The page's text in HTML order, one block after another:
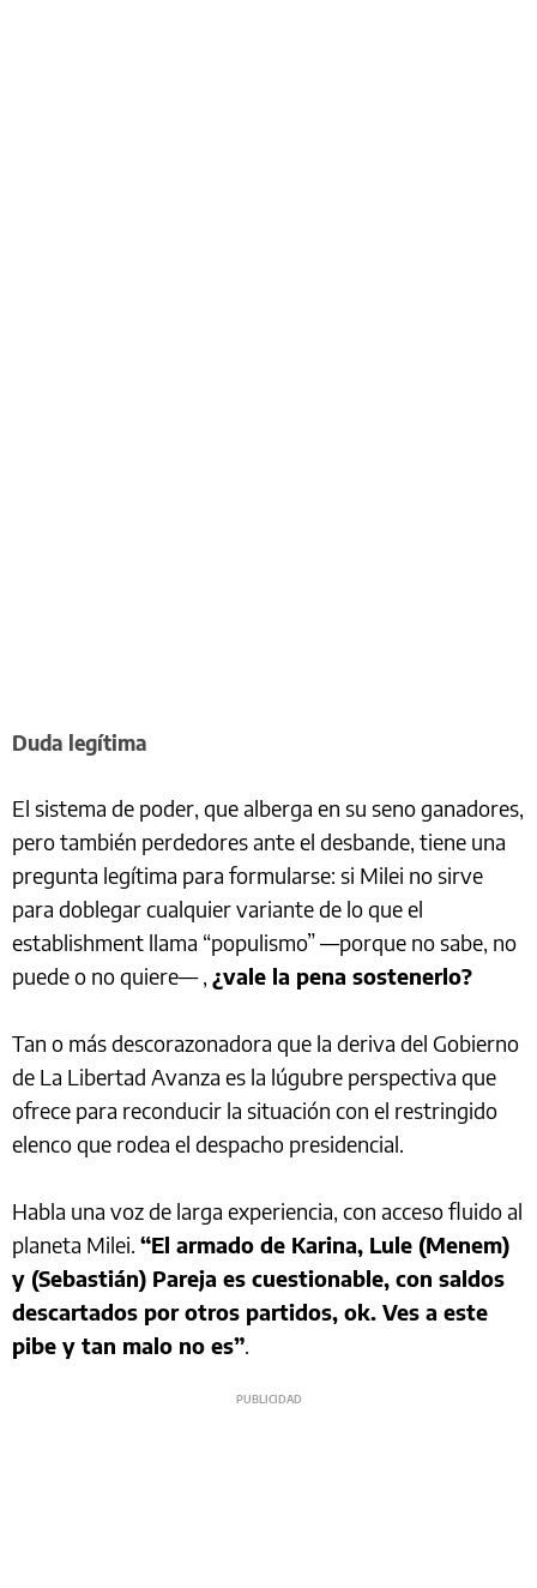
Duda legítima
El sistema de poder, que alberga en su seno ganadores,
pero también perdedores ante el desbande, tiene una
pregunta legítima para formularse: si Milei no sirve
para doblegar cualquier variante de lo que el
establishment llama “populismo” —porque no sabe, no
puede o no quiere— , ¿vale la pena sostenerlo?
Tan o más descorazonadora que la deriva del Gobierno
de La Libertad Avanza es la lúgubre perspectiva que
ofrece para reconducir la situación con el restringido
elenco que rodea el despacho presidencial.
Habla una voz de larga experiencia, con acceso fluido al
planeta Milei. “El armado de Karina, Lule (Menem)
y (Sebastián) Pareja es cuestionable, con saldos
descartados por otros partidos, ok. Ves a este
pibe y tan malo no es”.